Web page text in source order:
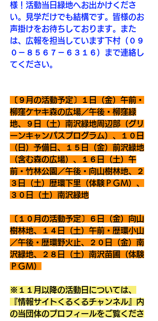
様！活動当日緑地へお出かけくださ
い。見学だけでも結構です。皆様のお
声掛けをお待ちしております。また
は、広報を担当しています下村（０９
０－８５６７－６３１６）まで連絡し
てください。
〔９月の活動予定〕１日（金）午前・
柳窪ケヤキ森の広場／午後・柳窪緑
地、９日（土）南沢緑地周辺部（グリ
ーンキャンパスプログラム）、１０日
（日）予備日、１５日（金）前沢緑地
（含む森の広場）、１６日（土）午
前・竹林公園／午後・向山樹林地、２
３日（土）歴環下里（体験ＰＧＭ）、
３０日（土）南沢緑地
〔１０月の活動予定〕６日（金）向山
樹林地、１４日（土）午前・歴環小山
／午後・歴環野火止、２０日（金）南
沢緑地、２８日（土）南沢苗圃（体験
ＰＧＭ）
※１１月以降の活動日については、
『情報サイトくるくるチャンネル』内
の当団体のプロフィールをご覧くださ